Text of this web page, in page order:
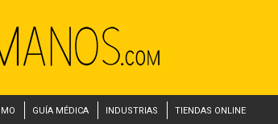
GUÍA MÉDICA INDUSTRIAS TIENDAS ONLINE